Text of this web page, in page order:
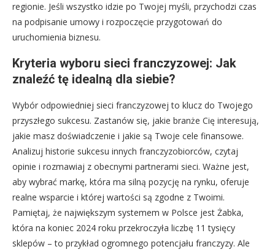
regionie. Jeśli wszystko idzie po Twojej myśli, przychodzi czas
na podpisanie umowy i rozpoczęcie przygotowań do
uruchomienia biznesu.
Kryteria wyboru sieci franczyzowej: Jak
znaleźć tę idealną dla siebie?
Wybór odpowiedniej sieci franczyzowej to klucz do Twojego
przyszłego sukcesu. Zastanów się, jakie branże Cię interesują,
jakie masz doświadczenie i jakie są Twoje cele finansowe.
Analizuj historie sukcesu innych franczyzobiorców, czytaj
opinie i rozmawiaj z obecnymi partnerami sieci. Ważne jest,
aby wybrać markę, która ma silną pozycję na rynku, oferuje
realne wsparcie i której wartości są zgodne z Twoimi.
Pamiętaj, że największym systemem w Polsce jest Żabka,
która na koniec 2024 roku przekroczyła liczbę 11 tysięcy
sklepów – to przykład ogromnego potencjału franczyzy. Ale